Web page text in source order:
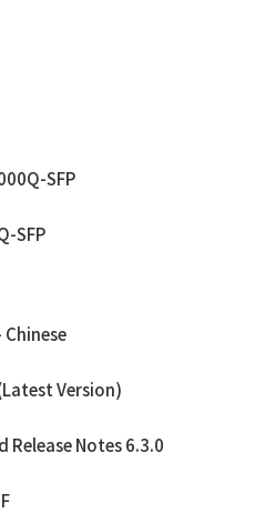
SFP
SFP
Version)
Release Notes 6.3.0